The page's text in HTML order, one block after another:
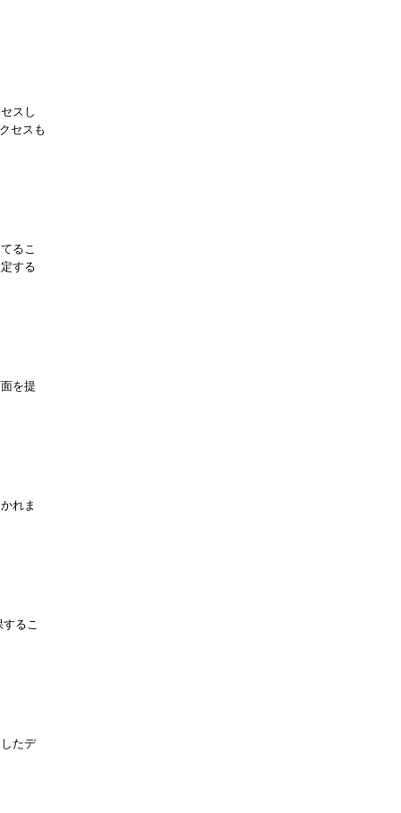
スし
セスも
るこ
する
を提
れま
るこ
たデ